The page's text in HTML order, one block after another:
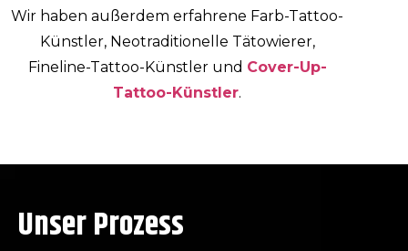
Wir haben außerdem erfahrene Farb-Tattoo-
Künstler, Neotraditionelle Tätowierer,
Fineline-Tattoo-Künstler und Cover-Up-
Tattoo-Künstler.
Unser Prozess